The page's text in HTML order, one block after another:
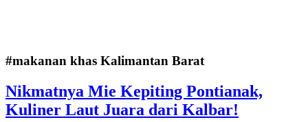
#makanan khas Kalimantan Barat
Nikmatnya Mie Kepiting Pontianak,
Kuliner Laut Juara dari Kalbar!